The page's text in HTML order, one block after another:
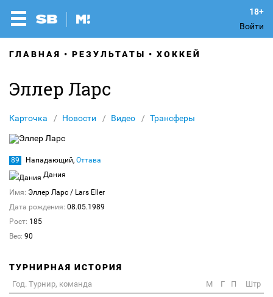
Войти
ГЛАВНАЯ РЕЗУЛЬТАТЫ ХОККЕЙ
Эллер Ларс
Карточка Новости Видео Трансферы
89 Нападающий, Оттава
Дания
Имя: Эллер Ларс / Lars Eller
Дата рождения: 08.05.1989
Рост: 185
Вес: 90
ТУРНИРНАЯ ИСТОРИЯ
Год. Турнир, команда М Г П
Штр